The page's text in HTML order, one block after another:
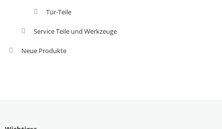
Tür-Teile
Service Teile und Werkzeuge
Neue Produkte